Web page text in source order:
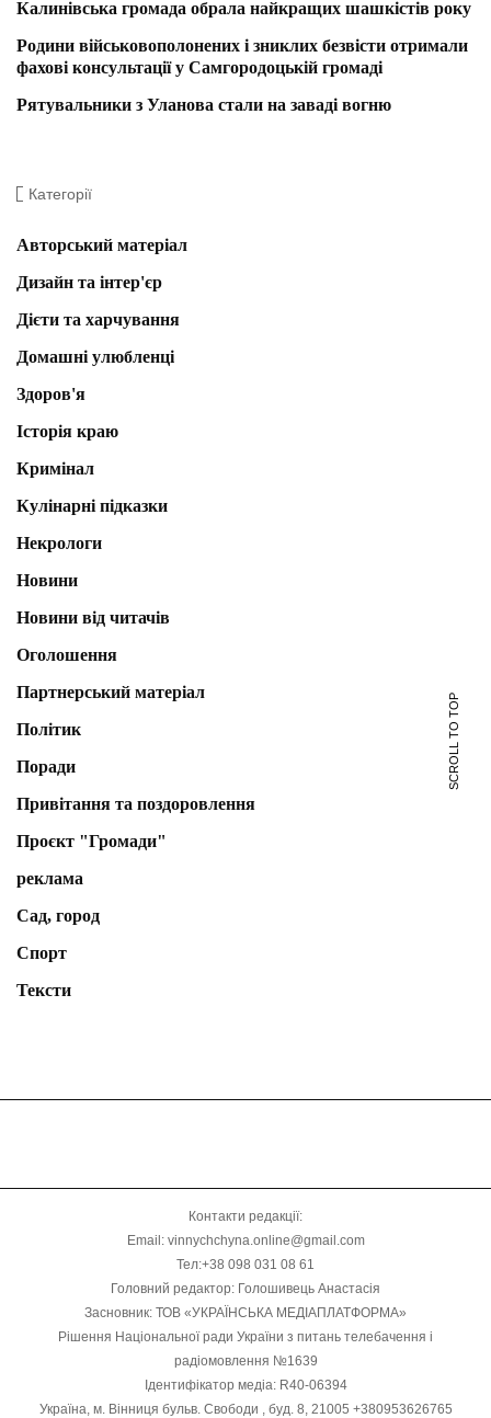
Калинівська громада обрала найкращих шашкістів року
Родини військовополонених і зниклих безвісти отримали
фахові консультації у Самгородоцькій громаді
Рятувальники з Уланова стали на заваді вогню
Категорії
Авторський матеріал
Дизайн та інтер'єр
Дієти та харчування
Домашні улюбленці
Здоров'я
Історія краю
Кримінал
Кулінарні підказки
Некрологи
Новини
Новини від читачів
Оголошення
Партнерський матеріал
Політик
Поради
Привітання та поздоровлення
Проєкт "Громади"
реклама
Сад, город
Спорт
Тексти
SCROLL TO TOP
Контакти редакції:
Email: vinnychchyna.online@gmail.com
Тел:+38 098 031 08 61
Головний редактор: Голошивець Анастасія
Засновник: ТОВ «УКРАЇНСЬКА МЕДІАПЛАТФОРМА»
Рішення Національної ради України з питань телебачення і
радіомовлення №1639
Ідентифікатор медіа: R40-06394
Україна, м. Вінниця бульв. Свободи , буд. 8, 21005 +380953626765